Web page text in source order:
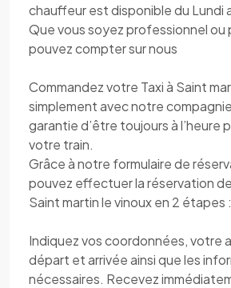
chauffeur est disponible du Lundi
Que vous soyez professionnel ou
pouvez compter sur nous
Commandez votre Taxi à Saint
simplement avec notre
garantie d’être toujours à l’heure
votre train.
Grâce à notre formulaire de
pouvez effectuer la réservation
Saint martin le vinoux en 2 étapes :
Indiquez vos coordonnées, votre
départ et arrivée ainsi que les
nécessaires. Recevez